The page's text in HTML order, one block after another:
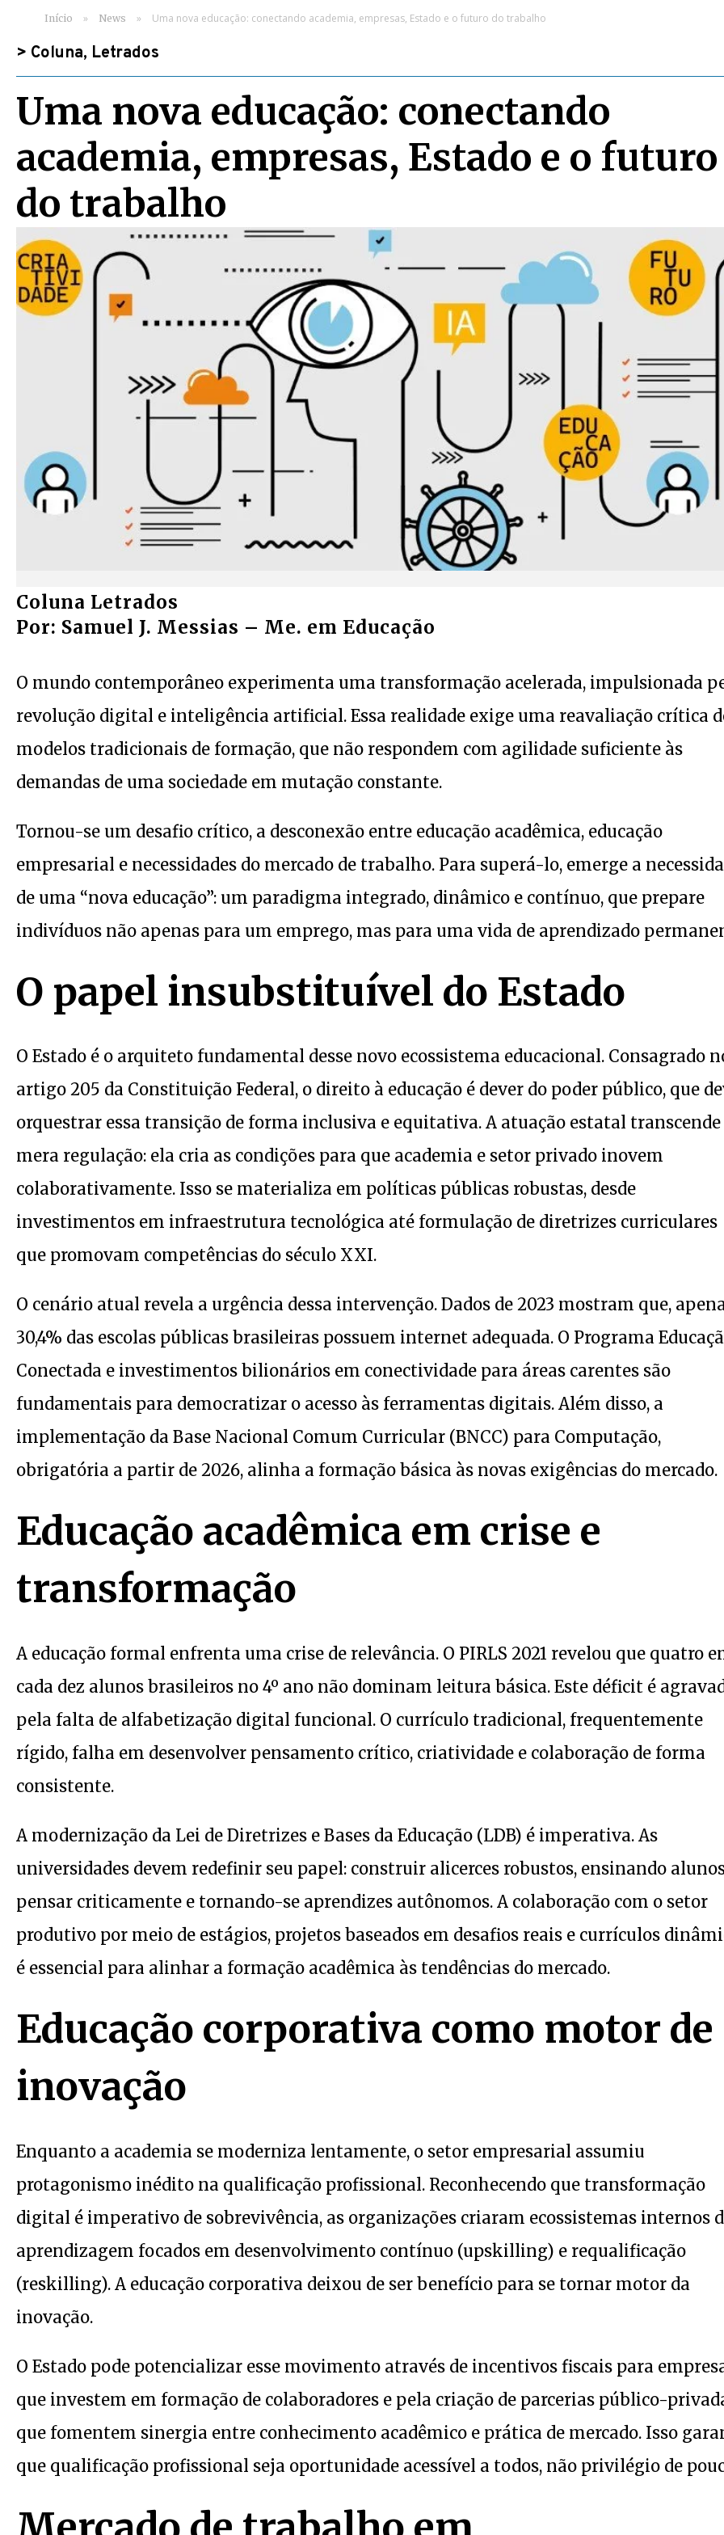
Início » News » Uma nova educação: conectando academia, empresas, Estado e o futuro do trabalho
> Coluna, Letrados
Uma nova educação: conectando
academia, empresas, Estado e o futuro
do trabalho
Coluna Letrados
Por: Samuel J. Messias – Me. em Educação
O mundo contemporâneo experimenta uma transformação acelerada, impulsionada
revolução digital e inteligência artificial. Essa realidade exige uma reavaliação crítica
modelos tradicionais de formação, que não respondem com agilidade suficiente às
demandas de uma sociedade em mutação constante.
Tornou-se um desafio crítico, a desconexão entre educação acadêmica, educação
empresarial e necessidades do mercado de trabalho. Para superá-lo, emerge a
de uma “nova educação”: um paradigma integrado, dinâmico e contínuo, que prepare
indivíduos não apenas para um emprego, mas para uma vida de aprendizado
O papel insubstituível do Estado
O Estado é o arquiteto fundamental desse novo ecossistema educacional. Consagrado
artigo 205 da Constituição Federal, o direito à educação é dever do poder público, que
orquestrar essa transição de forma inclusiva e equitativa. A atuação estatal transcende
mera regulação: ela cria as condições para que academia e setor privado inovem
colaborativamente. Isso se materializa em políticas públicas robustas, desde
investimentos em infraestrutura tecnológica até formulação de diretrizes curriculares
que promovam competências do século XXI.
O cenário atual revela a urgência dessa intervenção. Dados de 2023 mostram que,
30,4% das escolas públicas brasileiras possuem internet adequada. O Programa
Conectada e investimentos bilionários em conectividade para áreas carentes são
fundamentais para democratizar o acesso às ferramentas digitais. Além disso, a
implementação da Base Nacional Comum Curricular (BNCC) para Computação,
obrigatória a partir de 2026, alinha a formação básica às novas exigências do mercado.
Educação acadêmica em crise e
transformação
A educação formal enfrenta uma crise de relevância. O PIRLS 2021 revelou que quatro
cada dez alunos brasileiros no 4º ano não dominam leitura básica. Este déficit é
pela falta de alfabetização digital funcional. O currículo tradicional, frequentemente
rígido, falha em desenvolver pensamento crítico, criatividade e colaboração de forma
consistente.
A modernização da Lei de Diretrizes e Bases da Educação (LDB) é imperativa. As
universidades devem redefinir seu papel: construir alicerces robustos, ensinando
pensar criticamente e tornando-se aprendizes autônomos. A colaboração com o setor
produtivo por meio de estágios, projetos baseados em desafios reais e currículos
é essencial para alinhar a formação acadêmica às tendências do mercado.
Educação corporativa como motor de
inovação
Enquanto a academia se moderniza lentamente, o setor empresarial assumiu
protagonismo inédito na qualificação profissional. Reconhecendo que transformação
digital é imperativo de sobrevivência, as organizações criaram ecossistemas internos
aprendizagem focados em desenvolvimento contínuo (upskilling) e requalificação
(reskilling). A educação corporativa deixou de ser benefício para se tornar motor da
inovação.
O Estado pode potencializar esse movimento através de incentivos fiscais para
que investem em formação de colaboradores e pela criação de parcerias público-
que fomentem sinergia entre conhecimento acadêmico e prática de mercado. Isso
que qualificação profissional seja oportunidade acessível a todos, não privilégio de